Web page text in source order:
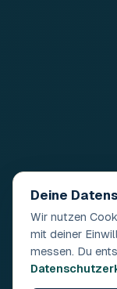
Deine
Wir nutzen
mit deiner
messen. Du